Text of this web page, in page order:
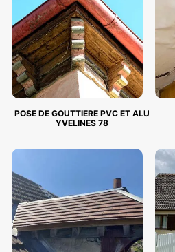
POSE DE GOUTTIERE PVC ET ALU
YVELINES 78